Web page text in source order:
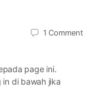
1Comment
page ini.
in di bawah jika